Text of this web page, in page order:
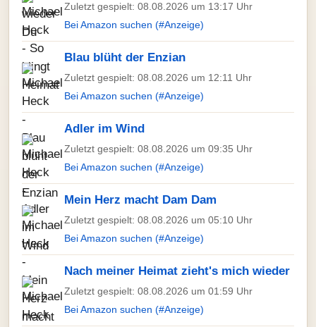
Zuletzt gespielt: 08.08.2026 um 13:17 Uhr
Bei Amazon suchen (#Anzeige)
Blau blüht der Enzian
Zuletzt gespielt: 08.08.2026 um 12:11 Uhr
Bei Amazon suchen (#Anzeige)
Adler im Wind
Zuletzt gespielt: 08.08.2026 um 09:35 Uhr
Bei Amazon suchen (#Anzeige)
Mein Herz macht Dam Dam
Zuletzt gespielt: 08.08.2026 um 05:10 Uhr
Bei Amazon suchen (#Anzeige)
Nach meiner Heimat zieht's mich wieder
Zuletzt gespielt: 08.08.2026 um 01:59 Uhr
Bei Amazon suchen (#Anzeige)